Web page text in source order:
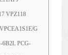
VPZ118
G
6B2L PCG-